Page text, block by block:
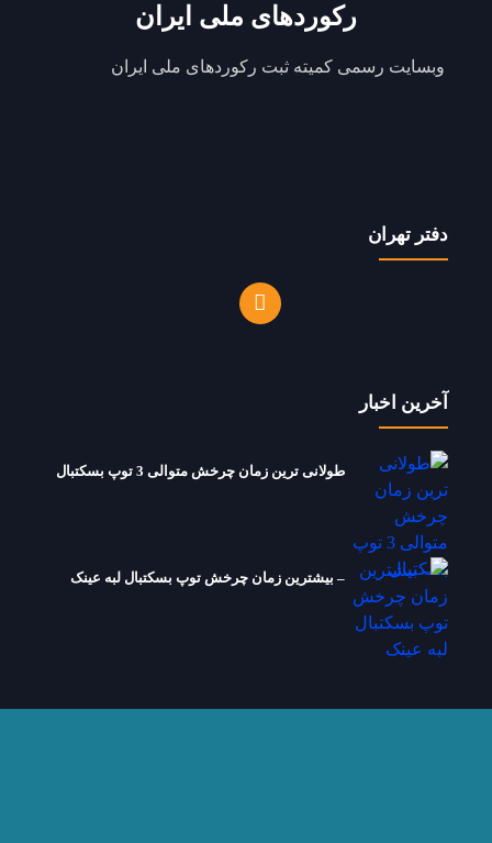
رکوردهای ملی ایران
وبسایت رسمی کمیته ثبت رکوردهای ملی ایران
دفتر تهران
آخرین اخبار
طولانی ترین زمان چرخش متوالی 3 توپ بسکتبال
– بیشترین زمان چرخش توپ بسکتبال لبه عینک